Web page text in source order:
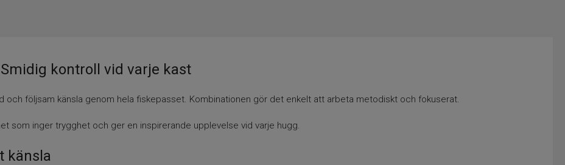
kontroll vid varje kast
följsam känsla genom hela fiskepasset. Kombinationen gör det enkelt att arbeta metodiskt och fokuserat.
som inger trygghet och ger en inspirerande upplevelse vid varje hugg.
känsla